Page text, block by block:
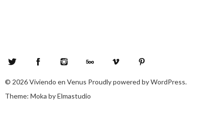
© 2026Viviendo en Venus Proudly powered byWordPress.
Theme: Moka byElmastudio